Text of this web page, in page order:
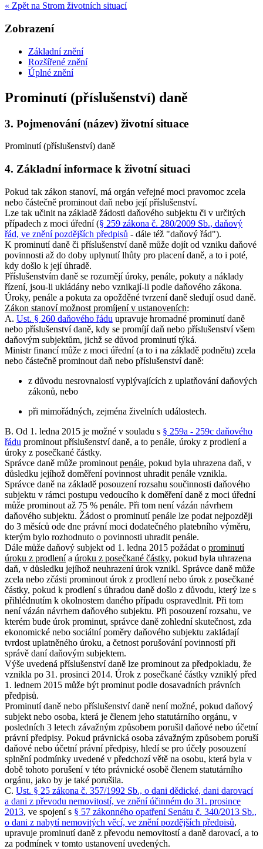
« Zpět na Strom životních situací
Zobrazení
Základní znění
Rozšířené znění
Úplné znění
Prominutí (příslušenství) daně
3. Pojmenování (název) životní situace
Prominutí (příslušenství) daně
4. Základní informace k životní situaci
Pokud tak zákon stanoví, má orgán veřejné moci pravomoc zcela
nebo částečně prominout daň nebo její příslušenství.
Lze tak učinit na základě žádosti daňového subjektu či v určitých
případech z moci úřední (§ 259 zákona č. 280/2009 Sb., daňový
řád, ve znění pozdějších předpisů - dále též "daňový řád").
K prominutí daně či příslušenství daně může dojít od vzniku daňové
povinnosti až do doby uplynutí lhůty pro placení daně, a to i poté,
kdy došlo k její úhradě.
Příslušenstvím daně se rozumějí úroky, penále, pokuty a náklady
řízení, jsou-li ukládány nebo vznikají-li podle daňového zákona.
Úroky, penále a pokuta za opožděné tvrzení daně sledují osud daně.
Zákon stanoví možnost promíjení v ustanoveních:
A. Ust. § 260 daňového řádu upravuje hromadné prominutí daně
nebo příslušenství daně, kdy se promíjí daň nebo příslušenství všem
daňovým subjektům, jichž se důvod prominutí týká.
Ministr financí může z moci úřední (a to i na základě podnětu) zcela
nebo částečně prominout daň nebo příslušenství daně:
z důvodu nesrovnalostí vyplývajících z uplatňování daňových
zákonů, nebo
při mimořádných, zejména živelních událostech.
B. Od 1. ledna 2015 je možné v souladu s § 259a - 259c daňového
řádu prominout příslušenství daně, a to penále, úroky z prodlení a
úroky z posečkané částky.
Správce daně může prominout penále, pokud byla uhrazena daň, v
důsledku jejíhož doměření povinnost uhradit penále vznikla.
Správce daně na základě posouzení rozsahu součinnosti daňového
subjektu v rámci postupu vedoucího k doměření daně z moci úřední
může prominout až 75 % penále. Při tom není vázán návrhem
daňového subjektu. Žádost o prominutí penále lze podat nejpozději
do 3 měsíců ode dne právní moci dodatečného platebního výměru,
kterým bylo rozhodnuto o povinnosti uhradit penále.
Dále může daňový subjekt od 1. ledna 2015 požádat o prominutí
úroku z prodlenía úroku z posečkané částky, pokud byla uhrazena
daň, v důsledku jejíhož neuhrazení úrok vznikl. Správce daně může
zcela nebo zčásti prominout úrok z prodlení nebo úrok z posečkané
částky, pokud k prodlení s úhradou daně došlo z důvodu, který lze s
přihlédnutím k okolnostem daného případu ospravedlnit. Při tom
není vázán návrhem daňového subjektu. Při posouzení rozsahu, ve
kterém bude úrok prominut, správce daně zohlední skutečnost, zda
ekonomické nebo sociální poměry daňového subjektu zakládají
tvrdost uplatněného úroku, a četnost porušování povinností při
správě daní daňovým subjektem.
Výše uvedená příslušenství daně lze prominout za předpokladu, že
vznikla po 31. prosinci 2014. Úrok z posečkané částky vzniklý před
1. lednem 2015 může být prominut podle dosavadních právních
předpisů.
Prominutí daně nebo příslušenství daně není možné, pokud daňový
subjekt nebo osoba, která je členem jeho statutárního orgánu, v
posledních 3 letech závažným způsobem porušil daňové nebo účetní
právní předpisy. Pokud právnická osoba závažným způsobem poruší
daňové nebo účetní právní předpisy, hledí se pro účely posouzení
splnění podmínky uvedené v předchozí větě na osobu, která byla v
době tohoto porušení v této právnické osobě členem statutárního
orgánu, jako by je také porušila.
C. Ust. § 25 zákona č. 357/1992 Sb., o dani dědické, dani darovací
a dani z převodu nemovitostí, ve znění účinném do 31. prosince
2013, ve spojení s § 57 zákonného opatření Senátu č. 340/2013 Sb.,
o dani z nabytí nemovitých věcí, ve znění pozdějších předpisů,
upravuje prominutí daně z převodu nemovitostí a daně darovací, a to
za podmínek v tomto ustanovení uvedených.